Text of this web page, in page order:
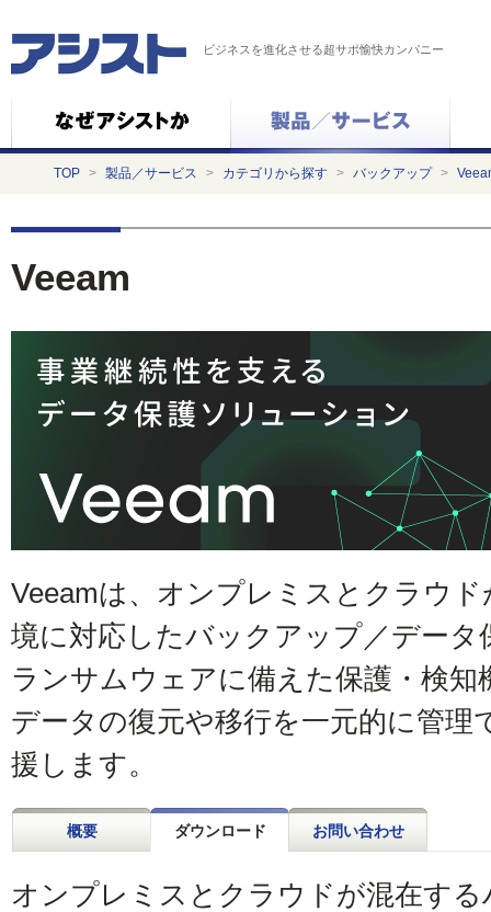
ビジネスを進化させる超サポ愉快カンパニー
TOP > 製品／サービス > カテゴリから探す > バックアップ >
Veeam
Veeamは、オンプレミスとクラウ
境に対応したバックアップ／デー
ランサムウェアに備えた保護・検
データの復元や移行を一元的に管理
援します。
概要 ダウンロード お問い合わせ
オンプレミスとクラウドが混在す